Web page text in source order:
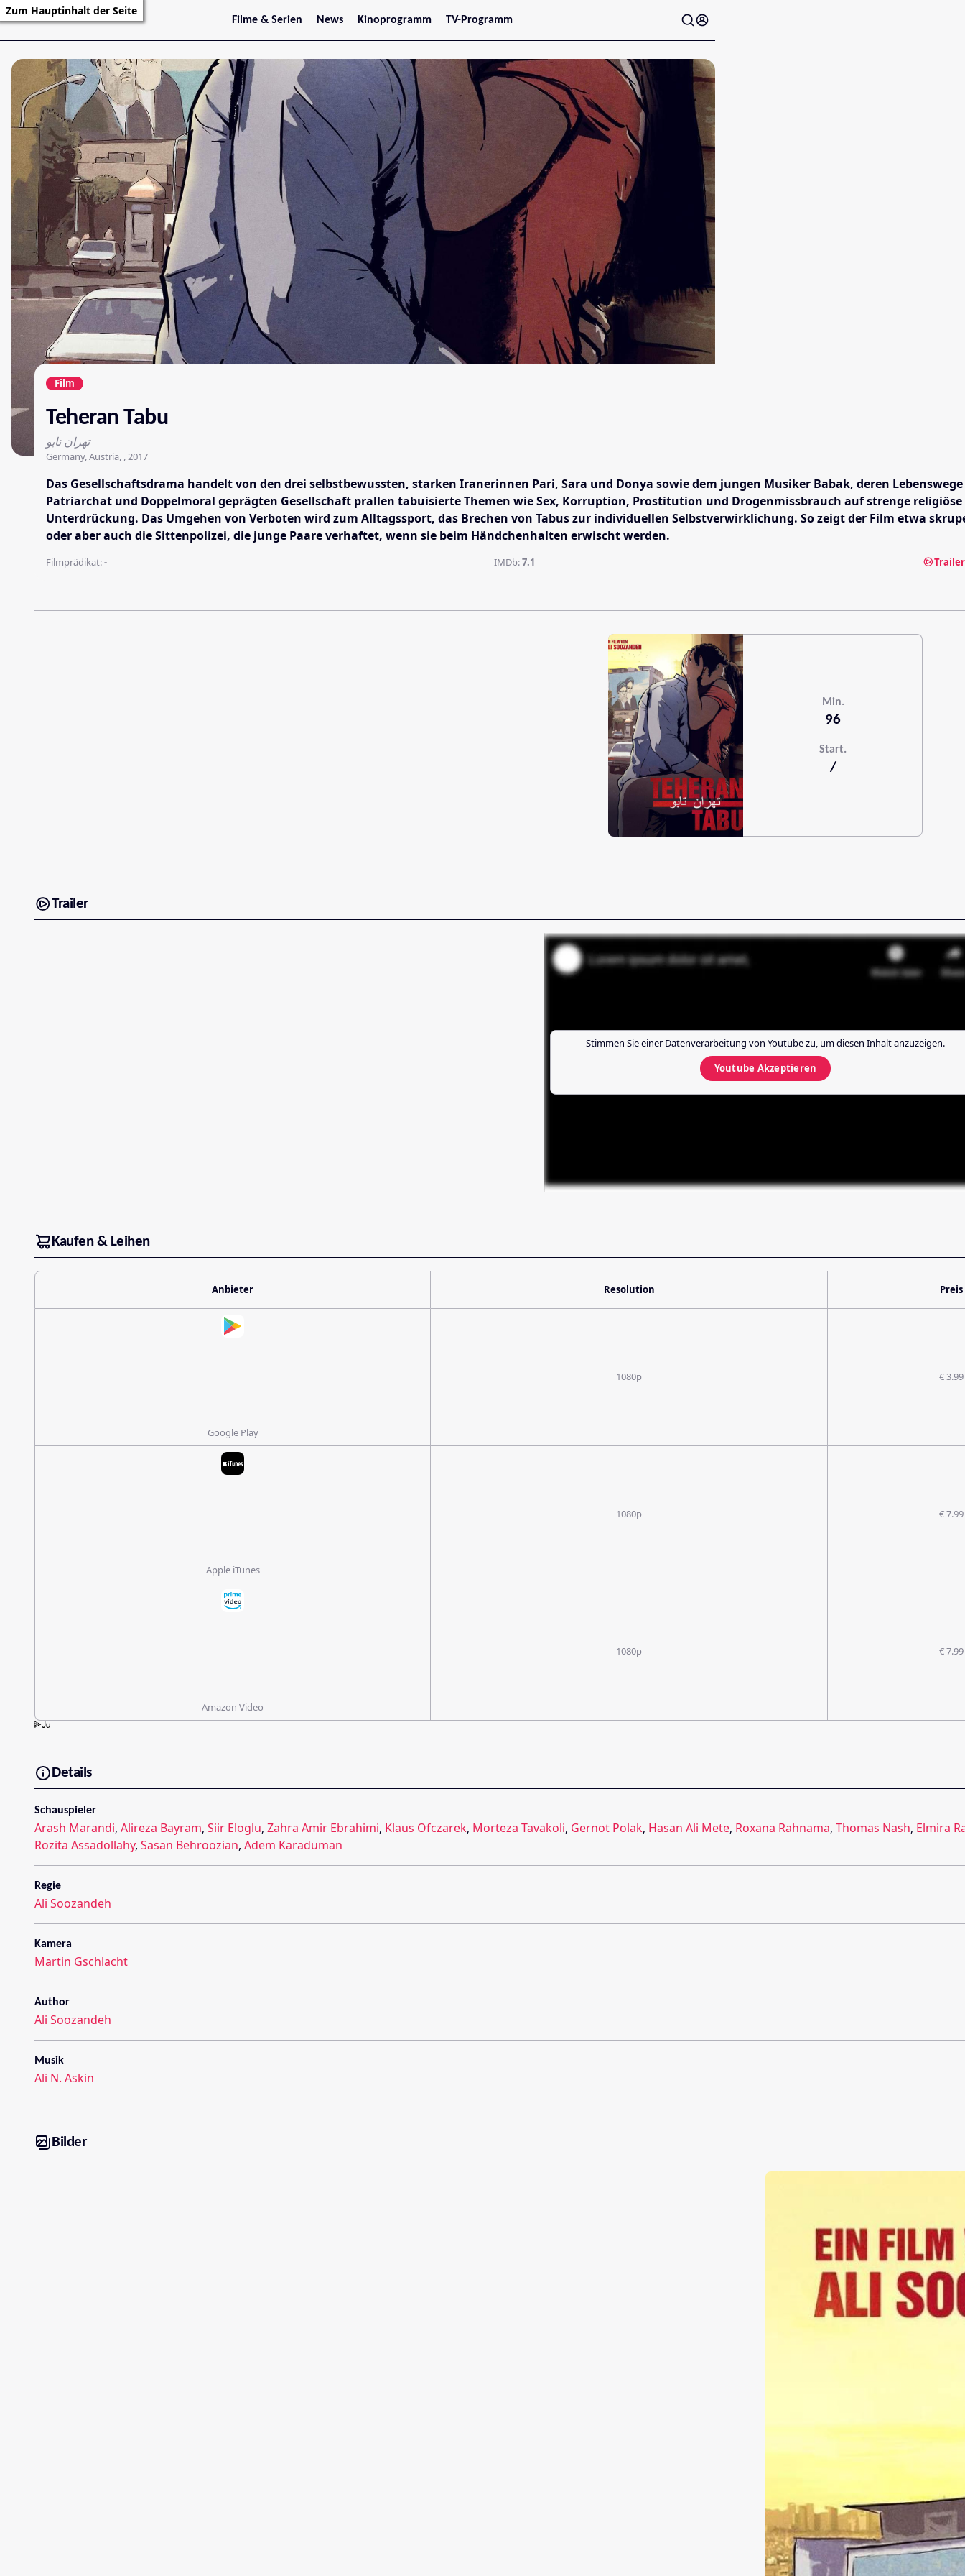
Zum Hauptinhalt der Seite
Filme & Serien
Trailer
Filmarchiv
Serienarchiv
News
Stars
Kinoprogramm
Jetzt im Kino
Wien
Niederösterreich
Oberösterreich
Steiermark
Burgenland
Kärnten
Salzburg
Vorarlberg
TV-Programm
Film
Teheran Tabu
تهران تابو
Germany, Austria, , 2017
Das Gesellschaftsdrama handelt von den drei selbstbewussten, starken Iranerinnen Pari, Sara und Donya sowie dem jungen Musiker Babak, deren
Patriarchat und Doppelmoral geprägten Gesellschaft prallen tabuisierte Themen wie Sex, Korruption, Prostitution und Drogenmissbrauch auf strenge
Unterdrückung. Das Umgehen von Verboten wird zum Alltagssport, das Brechen von Tabus zur individuellen Selbstverwirklichung. So zeigt der Film etwa
oder aber auch die Sittenpolizei, die junge Paare verhaftet, wenn sie beim Händchenhalten erwischt werden.
Filmprädikat:- IMDb:7.1
Min.
96
Start.
/
Trailer
Stimmen Sie einer Datenverarbeitung von Youtubezu, um diesen Inhalt anzuzeigen.
Youtube Akzeptieren
Kaufen & Leihen
Anbieter Resolution Preis
Google Play
1080p € 3.99
Apple iTunes
1080p € 7.99
Amazon Video
1080p € 7.99
Details
Schauspieler
Arash Marandi, Alireza Bayram, Siir Eloglu, Zahra Amir Ebrahimi, Klaus Ofczarek, Morteza Tavakoli, Gernot Polak, Hasan Ali Mete, Roxana Rahnama, Thomas Nash, Elmira
Rozita Assadollahy, Sasan Behroozian, Adem Karaduman
Regie
Ali Soozandeh
Kamera
Martin Gschlacht
Author
Ali Soozandeh
Musik
Ali N. Askin
Bilder